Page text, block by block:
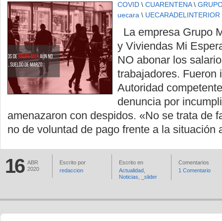
COVID \ CUARENTENA\
uecara \ UECARADELINTERIOR
La empresa Grupo
y Viviendas Mi
NO abonar los
trabajadores. Fueron
Autoridad
denuncia por
amenazaron con despidos. «No se trata de
no de voluntad de pago frente a la
16 ABR
2020
Escrito por
redaccion
Escrito en
Actualidad
Noticias
_slider
Comentarios
1 Comentario